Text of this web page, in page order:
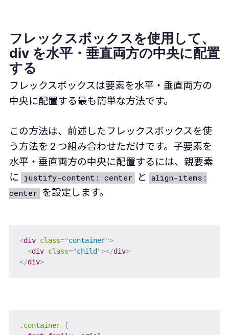
フレックスボックスを使用して、
div を水平・垂直両方の中央に配置
する
フレックスボックスは要素を水平・垂直両方の
中央に配置する最も簡単な方法です。
この方法は、前述したフレックスボックスを使
う方法を 2 つ組み合わせただけです。子要素を
水平・垂直両方の中央に配置するには、親要素
に
justify-content: center と align-items:
center を設定します。
<div class="container">
<div class="child "></div>
</div>
.container {